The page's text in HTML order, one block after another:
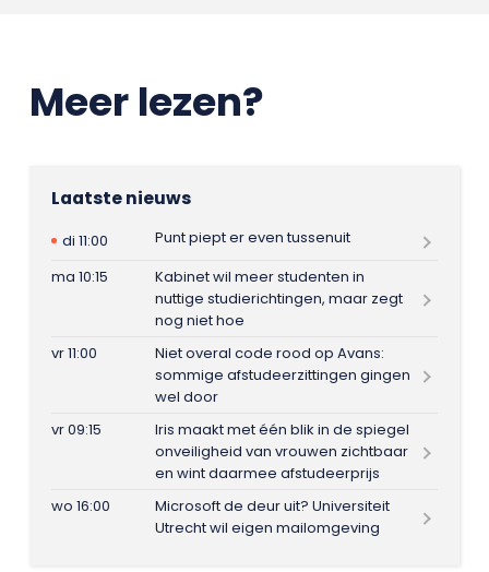
Meer lezen?
Laatste nieuws
di 11:00
Punt piept er even tussenuit
ma 10:15
Kabinet wil meer studenten in
nuttige studierichtingen, maar zegt
nog niet hoe
vr 11:00
Niet overal code rood op Avans:
sommige afstudeerzittingen gingen
wel door
vr 09:15
Iris maakt met één blik in de spiegel
onveiligheid van vrouwen zichtbaar
en wint daarmee afstudeerprijs
wo 16:00
Microsoft de deur uit? Universiteit
Utrecht wil eigen mailomgeving